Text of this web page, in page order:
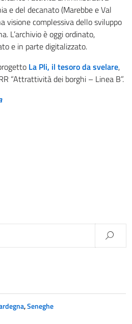
e del decanato (Marebbe e Val
visione complessiva dello sviluppo
L’archivio è oggi ordinato,
e in parte digitalizzato.
La Pli, il tesoro da svelare,
“Attrattività dei borghi – Linea B”.
,Seneghe